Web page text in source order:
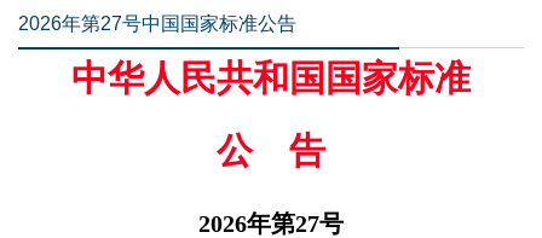
2026年第27号中国国家标准公告
中华人民共和国国家标准
公告
2026年第27号